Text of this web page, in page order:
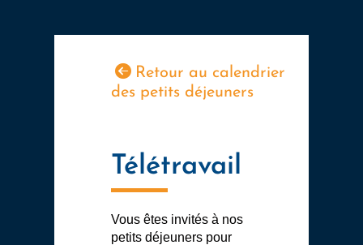
Retour au calendrier
des petits déjeuners
Télétravail
Vous êtes invités à nos
petits déjeuners pour